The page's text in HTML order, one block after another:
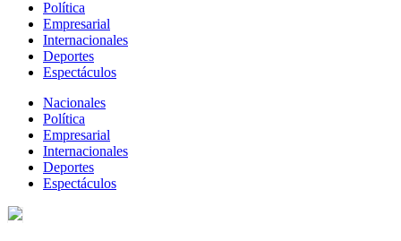
Política
Empresarial
Internacionales
Deportes
Espectáculos
Nacionales
Política
Empresarial
Internacionales
Deportes
Espectáculos